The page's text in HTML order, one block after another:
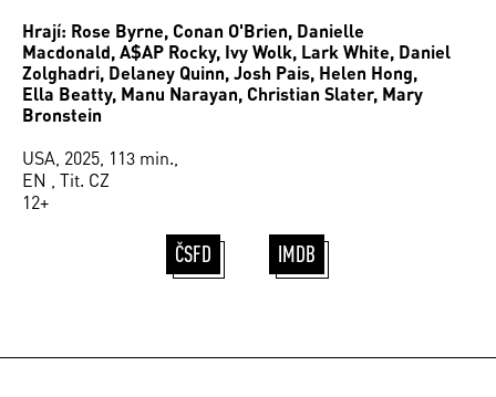
Hrají: Rose Byrne, Conan O'Brien, Danielle
Macdonald, A$AP Rocky, Ivy Wolk, Lark White, Daniel
Zolghadri, Delaney Quinn, Josh Pais, Helen Hong,
Ella Beatty, Manu Narayan, Christian Slater, Mary
Bronstein
USA, 2025, 113 min.,
EN , Tit. CZ
12+
ČSFD IMDB